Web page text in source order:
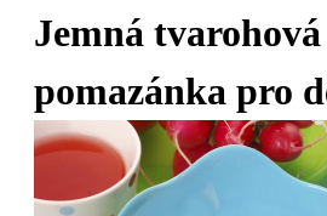
Jemná tvarohová
pomazánka pro